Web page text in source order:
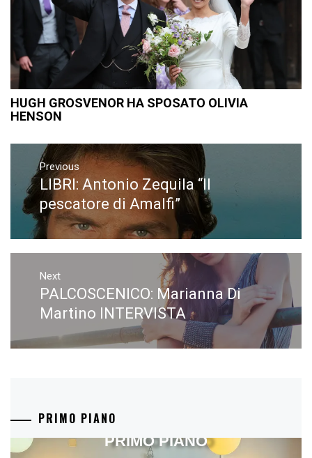
HUGH GROSVENOR HA SPOSATO OLIVIA
HENSON
Navigazione
articoli
Previous
Previous
post:
LIBRI: Antonio Zequila “Il
pescatore di Amalfi”
Next
Next
post:
PALCOSCENICO: Marianna Di
Martino INTERVISTA
PRIMO PIANO
PRIMO PIANO